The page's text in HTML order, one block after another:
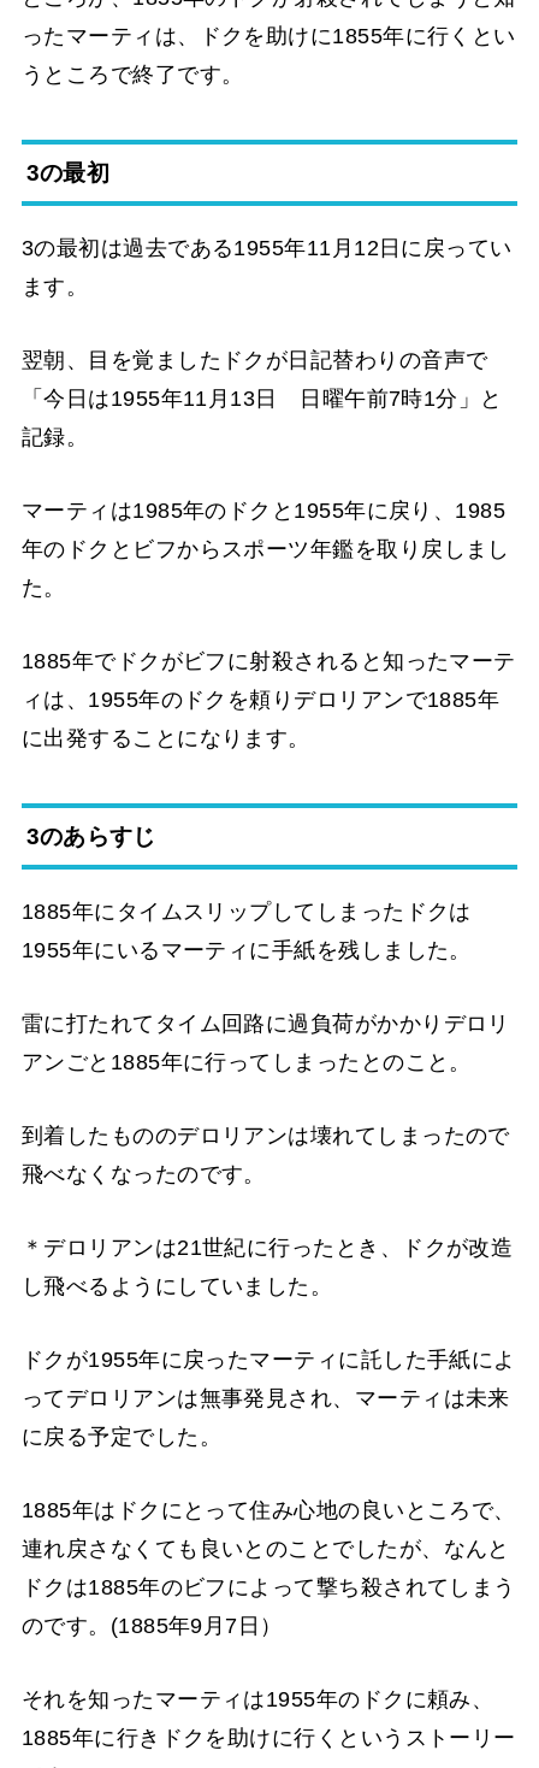
ったマーティは、ドクを助けに1855年に行くとい
うところで終了です。
3の最初
3の最初は過去である1955年11月12日に戻ってい
ます。
翌朝、目を覚ましたドクが日記替わりの音声で
「今日は1955年11月13日 日曜午前7時1分」と
記録。
マーティは1985年のドクと1955年に戻り、1985
年のドクとビフからスポーツ年鑑を取り戻しまし
た。
1885年でドクがビフに射殺されると知ったマーテ
ィは、1955年のドクを頼りデロリアンで1885年
に出発することになります。
3のあらすじ
1885年にタイムスリップしてしまったドクは
1955年にいるマーティに手紙を残しました。
雷に打たれてタイム回路に過負荷がかかりデロリ
アンごと1885年に行ってしまったとのこと。
到着したもののデロリアンは壊れてしまったので
飛べなくなったのです。
＊デロリアンは21世紀に行ったとき、ドクが改造
し飛べるようにしていました。
ドクが1955年に戻ったマーティに託した手紙によ
ってデロリアンは無事発見され、マーティは未来
に戻る予定でした。
1885年はドクにとって住み心地の良いところで、
連れ戻さなくても良いとのことでしたが、なんと
ドクは1885年のビフによって撃ち殺されてしまう
のです。(1885年9月7日）
それを知ったマーティは1955年のドクに頼み、
1885年に行きドクを助けに行くというストーリー